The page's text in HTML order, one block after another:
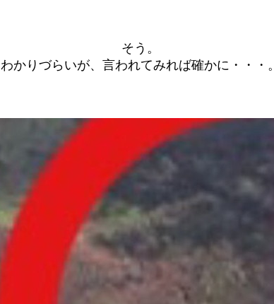
そう。
わかりづらいが、言われてみれば確かに・・・。